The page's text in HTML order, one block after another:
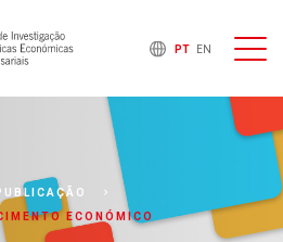
PT EN
ECONÓMICO